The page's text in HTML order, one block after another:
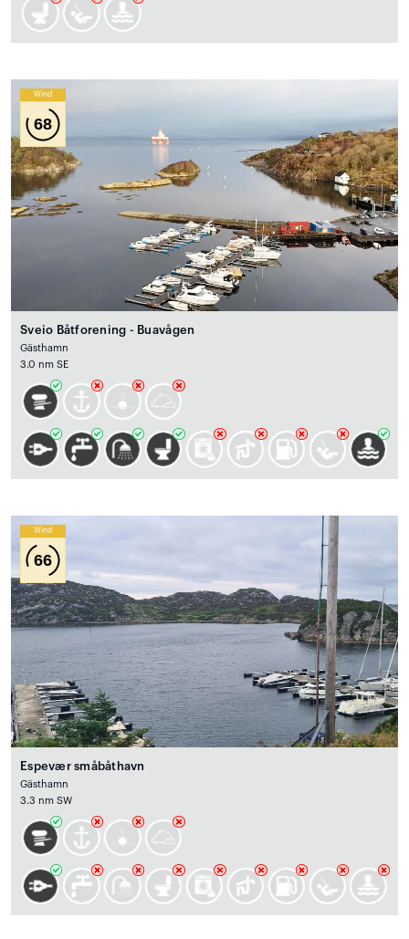
Wind
68
Sveio Båtforening - Buavågen
Gästhamn
3.0 nm SE
Wind
66
Espevær småbåthavn
Gästhamn
3.3 nm SW